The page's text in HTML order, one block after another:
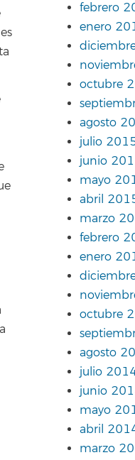
febrero
enero
octubre
agosto
julio
junio
mayo
abril
marzo
febrero
enero
octubre
agosto
julio
junio
mayo
abril
marzo